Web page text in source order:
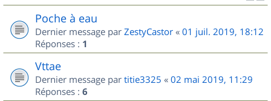
Poche à eau
Dernier message par ZestyCastor « 01 juil. 2019, 18:12
Réponses : 1
Vttae
Dernier message par titie3325 « 02 mai 2019, 11:29
Réponses : 6